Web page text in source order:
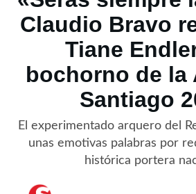
Claudio Bravo
Tiane
bochorno de la
Santiago
El experimentado arquero del
unas emotivas palabras por
histórica portera